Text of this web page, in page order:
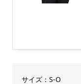
サイズ：S-O